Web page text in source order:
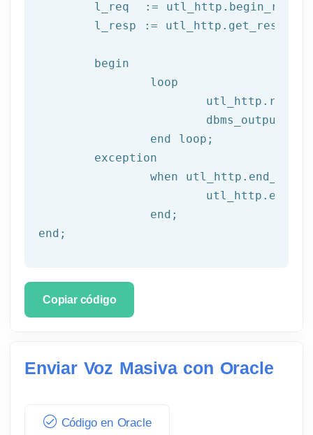
l_req  :=
begin
end loop;
end ;
end ;
Copiar código
Enviar Voz Masiva con Oracle
Código en Oracle